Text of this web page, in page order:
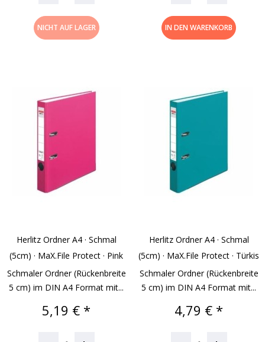
NICHT AUF LAGER IN DEN WARENKORB
Herlitz Ordner A4 · Schmal
(5cm) · MaX.file Protect · Pink
Schmaler Ordner (Rückenbreite
5 cm) im DIN A4 Format mit...
Preis
5,19 € *
Herlitz Ordner A4 · Schmal
(5cm) · MaX.file Protect · Türkis
Schmaler Ordner (Rückenbreite
5 cm) im DIN A4 Format mit...
Preis
4,79 € *